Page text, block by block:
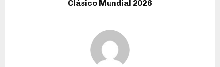
Clásico Mundial 2026